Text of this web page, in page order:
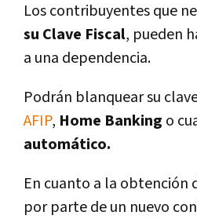
Los contribuyentes que
su Clave Fiscal, pueden
a una dependencia.
Podrán blanquear su
AFIP, Home Banking o
automático.
En cuanto a la obtención
por parte de un nuevo